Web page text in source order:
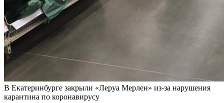
В Екатеринбурге закрыли «Леруа Мерлен» из-за нарушения
карантина по коронавирусу